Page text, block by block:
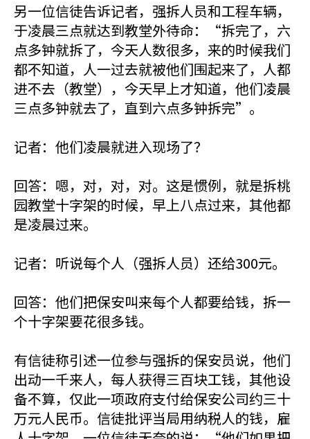
另一位信徒告诉记者，强拆人员和工程车辆，
于凌晨三点就达到教堂外待命：“拆完了，六
点多钟就拆了，今天人数很多，来的时候我们
都不知道，人一过去就被他们围起来了，人都
进不去（教堂），今天早上才知道，他们凌晨
三点多钟就去了，直到六点多钟拆完”。
记者：他们凌晨就进入现场了？
回答：嗯，对，对，对。这是惯例，就是拆桃
园教堂十字架的时候，早上八点过来，其他都
是凌晨过来。
记者：听说每个人（强拆人员）还给300元。
回答：他们把保安叫来每个人都要给钱，拆一
个十字架要花很多钱。
有信徒称引述一位参与强拆的保安员说，他们
出动一千来人，每人获得三百块工钱，其他设
备不算，仅此一项政府支付给保安公司约三十
万元人民币。信徒批评当局用纳税人的钱，雇